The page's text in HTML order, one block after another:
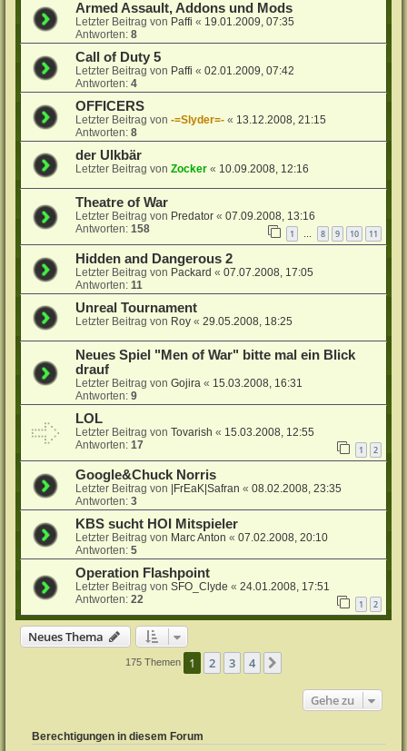
Armed Assault, Addons und Mods
Letzter Beitrag von Paffi « 19.01.2009, 07:35
Antworten:8
Call of Duty 5
Letzter Beitrag von Paffi «02.01.2009, 07:42
Antworten:4
OFFICERS
Letzter Beitrag von-=Slyder=- « 13.12.2008, 21:15
Antworten:8
der Ulkbär
Letzter Beitrag vonZocker « 10.09.2008, 12:16
Theatre of War
Letzter Beitrag von Predator «07.09.2008, 13:16
Antworten:158 1 … 8 9 10 11
Hidden and Dangerous 2
Letzter Beitrag von Packard «07.07.2008, 17:05
Antworten:11
Unreal Tournament
Letzter Beitrag von Roy «29.05.2008, 18:25
Neues Spiel "Men of War" bitte mal ein Blick
drauf
Letzter Beitrag vonGojira « 15.03.2008, 16:31
Antworten:9
LOL
Letzter Beitrag vonTovarish « 15.03.2008, 12:55
Antworten:17 1 2
Google&Chuck Norris
Letzter Beitrag von |FrEaK|Safran «08.02.2008, 23:35
Antworten:3
KBS sucht HOI Mitspieler
Letzter Beitrag von Marc Anton «07.02.2008, 20:10
Antworten:5
Operation Flashpoint
Letzter Beitrag vonSFO_Clyde «24.01.2008, 17:51
Antworten:22 1 2
Neues Thema
175 Themen 1 2 3 4
Gehe zu
Berechtigungen in diesem Forum